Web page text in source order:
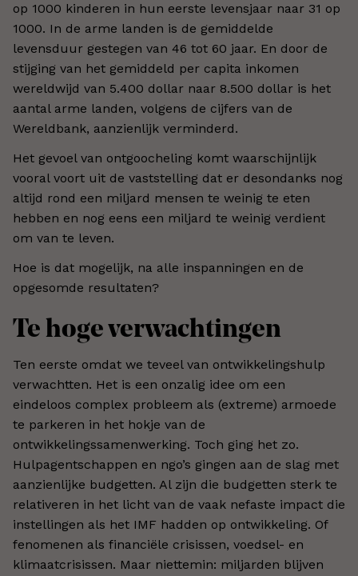
op 1000 kinderen in hun eerste levensjaar naar 31 op
1000. In de arme landen is de gemiddelde
levensduur gestegen van 46 tot 60 jaar. En door de
stijging van het gemiddeld per capita inkomen
wereldwijd van 5.400 dollar naar 8.500 dollar is het
aantal arme landen, volgens de cijfers van de
Wereldbank, aanzienlijk verminderd.
Het gevoel van ontgoocheling komt waarschijnlijk
vooral voort uit de vaststelling dat er desondanks nog
altijd rond een miljard mensen te weinig te eten
hebben en nog eens een miljard te weinig verdient
om van te leven.
Hoe is dat mogelijk, na alle inspanningen en de
opgesomde resultaten?
Te hoge verwachtingen
Ten eerste omdat we teveel van ontwikkelingshulp
verwachtten. Het is een onzalig idee om een
eindeloos complex probleem als (extreme) armoede
te parkeren in het hokje van de
ontwikkelingssamenwerking. Toch ging het zo.
Hulpagentschappen en ngo’s gingen aan de slag met
aanzienlijke budgetten. Al zijn die budgetten sterk te
relativeren in het licht van de vaak nefaste impact die
instellingen als het IMF hadden op ontwikkeling. Of
fenomenen als financiële crisissen, voedsel- en
klimaatcrisissen. Maar niettemin: miljarden blijven